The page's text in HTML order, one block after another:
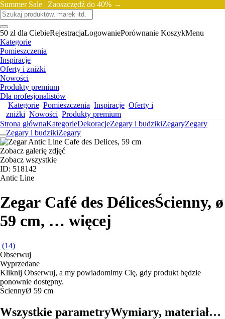
Summer Sale | Zaoszczędź do 40% →
50 zł dla CiebieRejestracjaLogowaniePorównanie KoszykMenu
Kategorie
Pomieszczenia
Inspiracje
Oferty i zniżki
Nowości
Produkty premium
Dla profesjonalistów
Kategorie Pomieszczenia Inspiracje Oferty i
zniżki Nowości Produkty premium
Strona głównaKategorieDekoracjeZegary i budzikiZegaryZegary
...Zegary i budzikiZegary
Zobacz galerię zdjęć
Zobacz wszystkie
ID: 518142
Antic Line
Zegar Café des DélicesŚcienny, ø
59 cm, … więcej
(14)
Obserwuj
Wyprzedane
Kliknij Obserwuj, a my powiadomimy Cię, gdy produkt będzie
ponownie dostępny.
ŚciennyØ 59 cm
Wszystkie parametryWymiary, materiał…